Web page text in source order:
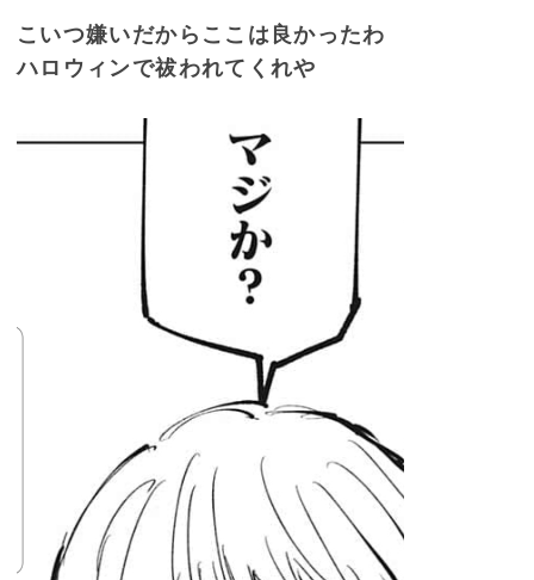
こいつ嫌いだからここは良かったわ
ハロウィンで祓われてくれや